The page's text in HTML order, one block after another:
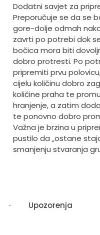
Dodatni savjet za
Preporučuje se da se
gore-dolje odmah
zavrti po potrebi dok
bočica mora biti
dobro protresti. Po
pripremiti prvu
cijelu količinu dobro
količine praha te
hranjenje, a zatim
te ponovno dobro
Važna je brzina u
pustilo da „ostane
smanjenju stvaranja
· Upozorenja